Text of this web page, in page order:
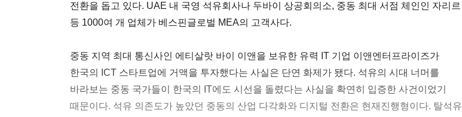
전환을 돕고 있다. UAE 내 국영 석유회사나 두바이 상공회의소, 중동 최대 서점 체인인 자리르
등 1000여 개 업체가 베스핀글로벌 MEA의 고객사다.
중동 지역 최대 통신사인 에티살랏 바이 이앤을 보유한 유력 IT 기업 이앤엔터프라이즈가
한국의 ICT 스타트업에 거액을 투자했다는 사실은 단연 화제가 됐다. 석유의 시대 너머를
바라보는 중동 국가들이 한국의 IT에도 시선을 돌렸다는 사실을 확연히 입증한 사건이었기
때문이다. 석유 의존도가 높았던 중동의 산업 다각화와 디지털 전환은 현재진행형이다. 탈석유